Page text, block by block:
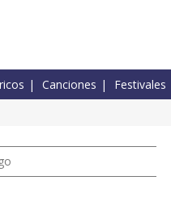
Canciones Festivales